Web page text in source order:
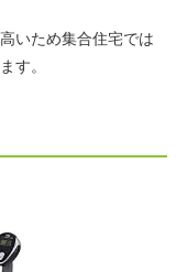
いため集合住宅では
す。